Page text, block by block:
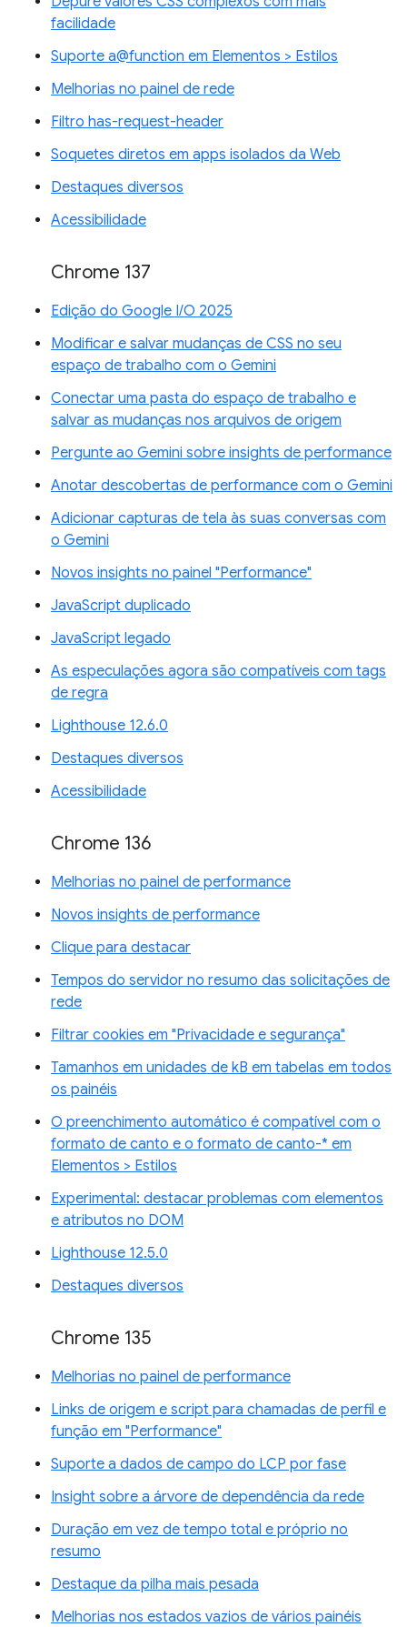
facilidade
Suporte a@function em Elementos > Estilos
Melhorias no painel de rede
Filtro has-request-header
Soquetes diretos em apps isolados da Web
Destaques diversos
Acessibilidade
Chrome 137
Edição do Google I/O 2025
Modificar e salvar mudanças de CSS no seu
espaço de trabalho com o Gemini
Conectar uma pasta do espaço de trabalho e
salvar as mudanças nos arquivos de origem
Pergunte ao Gemini sobre insights de performance
Anotar descobertas de performance com o Gemini
Adicionar capturas de tela às suas conversas com
o Gemini
Novos insights no painel "Performance"
JavaScript duplicado
JavaScript legado
As especulações agora são compatíveis com tags
de regra
Lighthouse 12.6.0
Destaques diversos
Acessibilidade
Chrome 136
Melhorias no painel de performance
Novos insights de performance
Clique para destacar
Tempos do servidor no resumo das solicitações de
rede
Filtrar cookies em "Privacidade e segurança"
Tamanhos em unidades de kB em tabelas em todos
os painéis
O preenchimento automático é compatível com o
formato de canto e o formato de canto-* em
Elementos > Estilos
Experimental: destacar problemas com elementos
e atributos no DOM
Lighthouse 12.5.0
Destaques diversos
Chrome 135
Melhorias no painel de performance
Links de origem e script para chamadas de perfil e
função em "Performance"
Suporte a dados de campo do LCP por fase
Insight sobre a árvore de dependência da rede
Duração em vez de tempo total e próprio no
resumo
Destaque da pilha mais pesada
Melhorias nos estados vazios de vários painéis